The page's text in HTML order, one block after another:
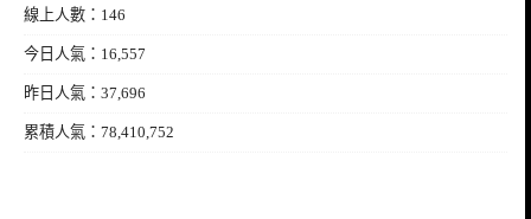
線上人數：146
今日人氣：16,557
昨日人氣：37,696
累積人氣：78,410,752